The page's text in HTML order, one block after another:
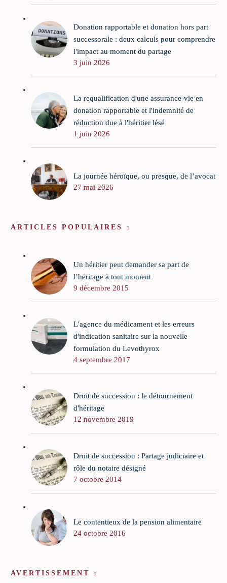
Donation rapportable et donation hors part
successorale : deux calculs pour comprendre
l'impact au moment du partage
3 juin 2026
La requalification d'une assurance-vie en
donation rapportable et l'indemnité de
réduction due à l'héritier lésé
1 juin 2026
La journée héroïque, ou presque, de l’avocat
27 mai 2026
ARTICLES POPULAIRES
Un héritier peut demander sa part de
l’héritage à tout moment
9 décembre 2015
L'agence du médicament et les erreurs
d'indication sanitaire sur la nouvelle
formulation du Levothyrox
4 septembre 2017
Droit de succession : le détournement
d'héritage
12 novembre 2019
Droit de succession : Partage judiciaire et
rôle du notaire désigné
7 octobre 2014
Le contentieux de la pension alimentaire
24 octobre 2016
AVERTISSEMENT